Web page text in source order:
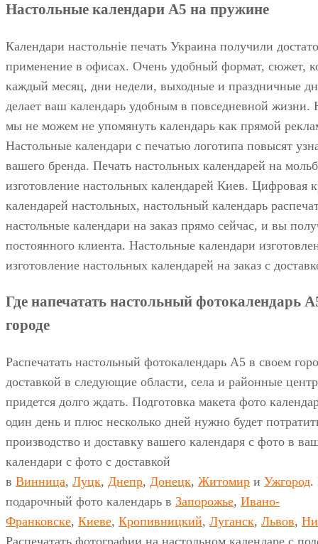
Настольные календари А5 на пружине
Календари настольніе печать Украина получили
применение в офисах. Очень удобный формат, сюжет,
каждый месяц, дни недели, выходные и праздничные
делает ваш календарь удобным в повседневной жизни.
мы не можем не упомянуть календарь как прямой
Настольные календари с печатью логотипа повысят
вашего бренда. Печать настольных календарей на
изготовление настольных календарей Киев. Цифровая
календарей настольных, настольный календарь
настольные календари на заказ прямо сейчас, и вы
постоянного клиента. Настольные календари
изготовление настольных календарей на заказ с
Где напечатать настольный фотокалендарь
городе
Распечатать настольный фотокалендарь А5 в своем
доставкой в следующие области, села и районные
придется долго ждать. Подготовка макета фото
один день и плюс несколько дней нужно будет
производство и доставку вашего календаря с фото в
календари с фото с доставкой
в Винница, Луцк, Днепр, Донецк, Житомир и Ужгород.
подарочный фото календарь в Запорожье, Ивано-
Франковске, Киеве, Кропивницкий, Луганск, Львов,